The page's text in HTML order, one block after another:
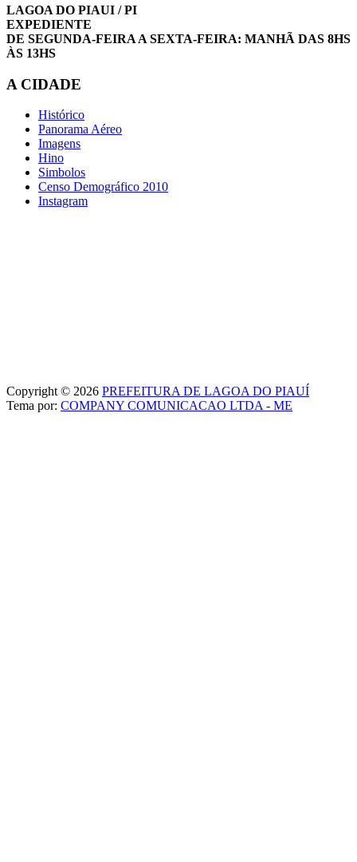
LAGOA DO PIAUI / PI
EXPEDIENTE
DE SEGUNDA-FEIRA A SEXTA-FEIRA: MANHÃ DAS 8HS
ÀS 13HS
A CIDADE
Histórico
Panorama Aéreo
Imagens
Hino
Simbolos
Censo Demográfico 2010
Instagram
Copyright © 2026 PREFEITURA DE LAGOA DO PIAUÍ
Tema por: COMPANY COMUNICACAO LTDA - ME